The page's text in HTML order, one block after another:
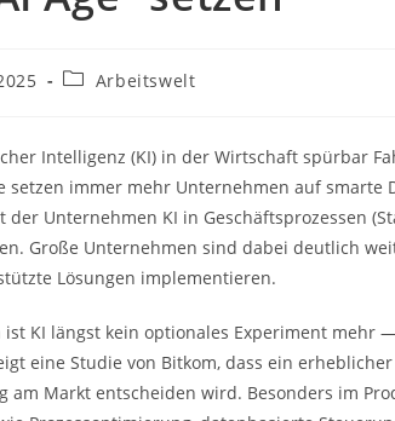
Beitrags-
Arbeitswelt
Intelligenz (KI) in der Wirtschaft spürbar
immer mehr Unternehmen auf smarte
Unternehmen KI in Geschäftsprozessen
Große Unternehmen sind dabei deutlich
Lösungen implementieren.
KI längst kein optionales Experiment mehr
eine Studie von Bitkom, dass ein
am Markt entscheiden wird. Besonders im